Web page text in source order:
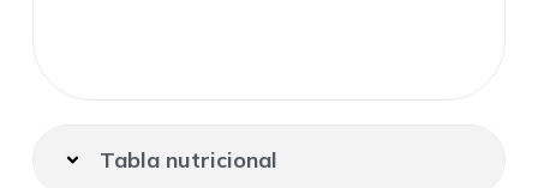
Tabla nutricional